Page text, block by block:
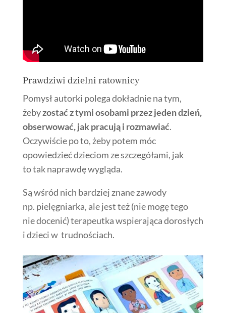
Prawdziwi dzielni ratownicy
Pomysł autorki polega dokładnie na tym,
żebyzostać z tymi osobami przez jeden dzień,
obserwować, jak pracują i rozmawiać.
Oczywiście po to, żeby potem móc
opowiedzieć dzieciom ze szczegółami, jak
to tak naprawdę wygląda.
Są wśród nich bardziej znane zawody
np. pielęgniarka, ale jest też (nie mogę tego
nie docenić) terapeutka wspierająca dorosłych
i dzieci w trudnościach.